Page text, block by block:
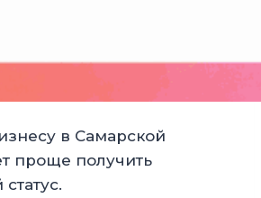
в Самарской
проще получить